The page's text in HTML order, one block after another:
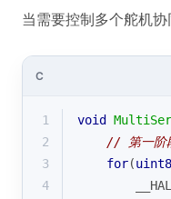
当需要控制多个舵机
C
1 void
2
// 第一阶
3
for(
4